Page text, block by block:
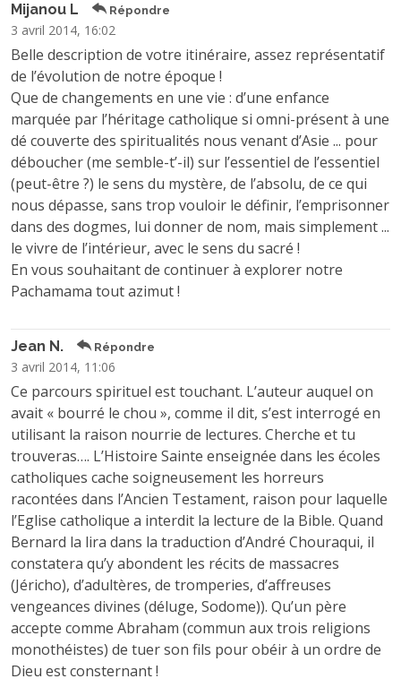
Mijanou L Répondre
3 avril 2014, 16:02
Belle description de votre itinéraire, assez représentatif
de l’évolution de notre époque !
Que de changements en une vie : d’une enfance
marquée par l’héritage catholique si omni-présent à une
dé couverte des spiritualités nous venant d’Asie ... pour
déboucher (me semble-t’-il) sur l’essentiel de l’essentiel
(peut-être ?) le sens du mystère, de l’absolu, de ce qui
nous dépasse, sans trop vouloir le définir, l’emprisonner
dans des dogmes, lui donner de nom, mais simplement ...
le vivre de l’intérieur, avec le sens du sacré !
En vous souhaitant de continuer à explorer notre
Pachamama tout azimut !
Jean N. Répondre
3 avril 2014, 11:06
Ce parcours spirituel est touchant. L’auteur auquel on
avait « bourré le chou », comme il dit, s’est interrogé en
utilisant la raison nourrie de lectures. Cherche et tu
trouveras…. L’Histoire Sainte enseignée dans les écoles
catholiques cache soigneusement les horreurs
racontées dans l’Ancien Testament, raison pour laquelle
l’Eglise catholique a interdit la lecture de la Bible. Quand
Bernard la lira dans la traduction d’André Chouraqui, il
constatera qu’y abondent les récits de massacres
(Jéricho), d’adultères, de tromperies, d’affreuses
vengeances divines (déluge, Sodome)). Qu’un père
accepte comme Abraham (commun aux trois religions
monothéistes) de tuer son fils pour obéir à un ordre de
Dieu est consternant !